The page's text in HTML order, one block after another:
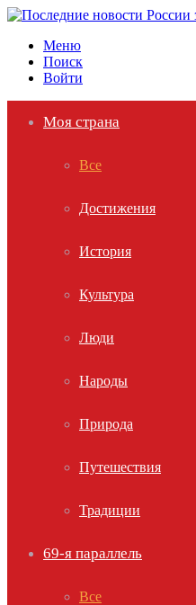
Меню
Поиск
Войти
Моя страна
Все
Достижения
История
Культура
Люди
Народы
Природа
Путешествия
Традиции
69-я параллель
Все